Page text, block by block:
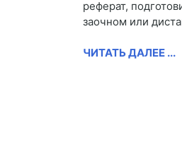
реферат,
заочном или
ЧИТАТЬ ДАЛЕЕ ...